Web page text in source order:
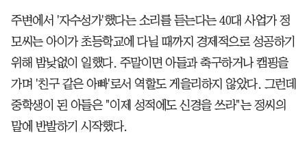
주변에서 '자수성가'했다는 소리를 듣는다는 40대 사업가 정
모씨는 아이가 초등학교에 다닐 때까지 경제적으로 성공하기
위해 밤낮없이 일했다. 주말이면 아들과 축구하거나 캠핑을
가며 '친구 같은 아빠'로서 역할도 게을리하지 않았다. 그런데
중학생이 된 아들은 "이제 성적에도 신경을 쓰라"는 정씨의
말에 반발하기 시작했다.